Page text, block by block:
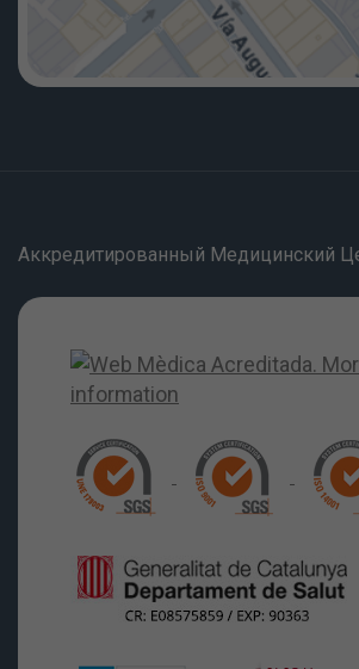
Аккредитированный Медицинский